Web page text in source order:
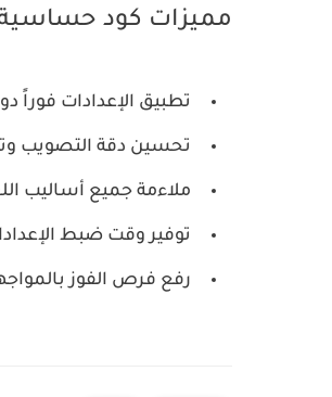
مميزات كود
تطبيق الإعدادات فوراً
تحسين دقة التصويب
ملاءمة جميع أساليب
توفير وقت ضبط
رفع فرص الفوز